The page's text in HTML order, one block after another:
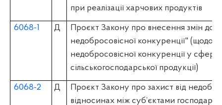
при реалізації харчових продуктів
6068-1 Д
Проєкт Закону про внесення змін до
недобросовісної конкуренції" (щодо
недобросовісної конкуренції у сфері
сільськогосподарської продукції)
6068-2 Д
Проєкт Закону про захист від
відносинах між суб’єктами